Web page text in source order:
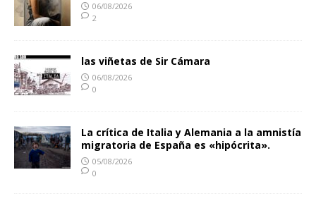
06/08/2026
2
las viñetas de Sir Cámara
06/08/2026
0
La crítica de Italia y Alemania a la amnistía
migratoria de España es «hipócrita».
05/08/2026
0